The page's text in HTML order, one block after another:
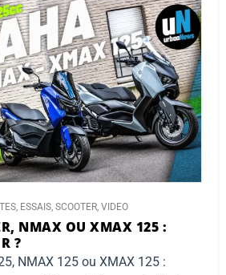
, ESSAIS, SCOOTER, VIDEO
NMAX OU XMAX 125 :
?
NMAX 125 ou XMAX 125 :